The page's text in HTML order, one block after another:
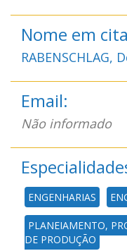
Nome em
RABENSCHLAG,
Email:
Não informado
ENGENHARIAS
PLANEJAMENTO,
DE PRODUÇÃO